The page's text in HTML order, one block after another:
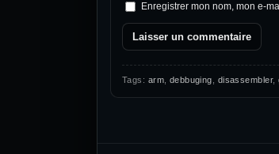
Enregistrer mon nom, mon e-
Tags: arm, debbuging disassembler,